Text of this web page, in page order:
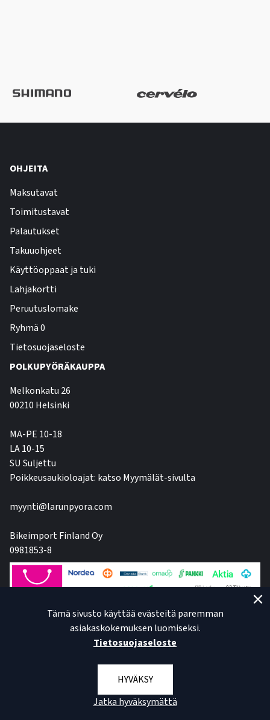
OHJEITA
Maksutavat
Toimitustavat
Palautukset
Takuuohjeet
Käyttöoppaat ja tuki
Lahjakortti
Peruutuslomake
Ryhmä 0
Tietosuojaseloste
POLKUPYÖRÄKAUPPA
Melkonkatu 26
00210 Helsinki
MA-PE 10-18
LA 10-15
SU Suljettu
Poikkeusaukioloajat: katso Myymälät-sivulta
myynti@larunpyora.com
Bikeimport Finland Oy
0981853-8
Tämä sivusto käyttää evästeitä paremman
asiakaskokemuksen luomiseksi.
Tietosuojaseloste
HYVÄKSY
Jatka hyväksymättä